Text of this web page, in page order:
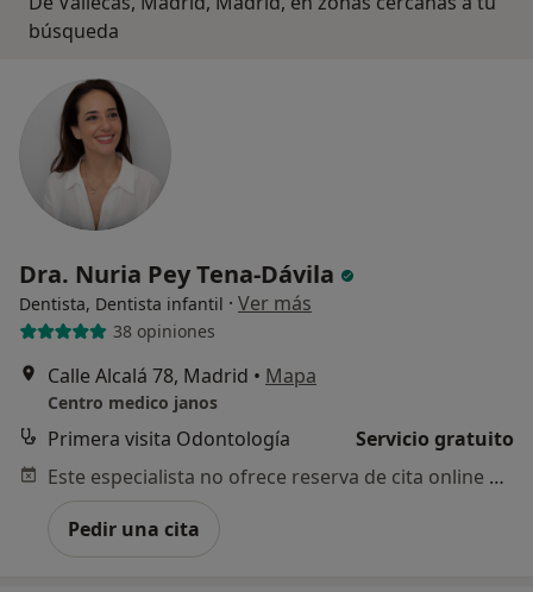
búsqueda
Dra. Nuria Pey Tena-Dávila
Dentista, Dentista infantil · Ver más
38 opiniones
Calle Alcalá 78, Madrid • Mapa
Centro medico janos
Primera visita Odontología
Servicio gratuito
Este especialista no ofrece reserva de cita online en esta dirección.
Pedir una cita